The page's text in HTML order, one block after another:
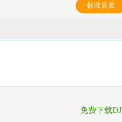
标准音质
免费下载